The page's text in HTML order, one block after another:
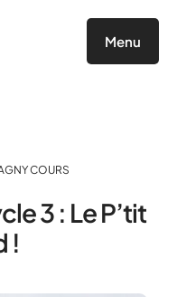
Menu
COURS
3 : Le P’tit
!